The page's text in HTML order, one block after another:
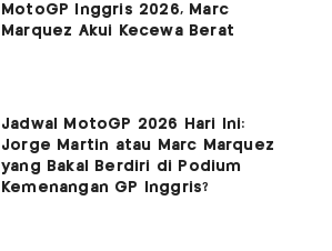
MotoGP Inggris 2026, Marc
Marquez Akui Kecewa Berat
Jadwal MotoGP 2026 Hari Ini:
Jorge Martin atau Marc Marquez
yang Bakal Berdiri di Podium
Kemenangan GP Inggris?